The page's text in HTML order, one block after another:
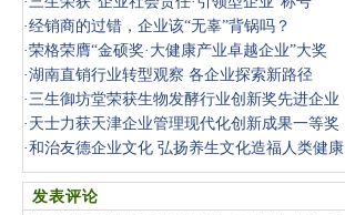
·经销商的过错，企业该“无辜”背锅吗？
·荣格荣膺“金硕奖·大健康产业卓越企业”大奖
·湖南直销行业转型观察 各企业探索新路径
·三生御坊堂荣获生物发酵行业创新奖先进企业
· 天士力获天津企业管理现代化创新成果一等奖
·和治友德企业文化 弘扬养生文化造福人类健康
发表评论